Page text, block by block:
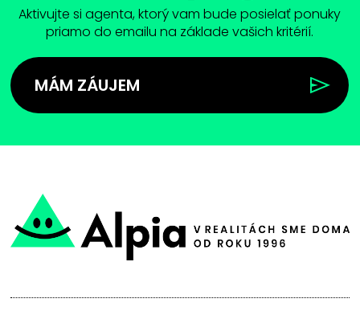
Aktivujte si agenta, ktorý vam bude posielať ponuky
priamo do emailu na základe vašich kritérií.
MÁM ZÁUJEM